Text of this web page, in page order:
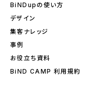
BiNDupの使い方
デザイン
集客ナレッジ
事例
お役立ち資料
BiND CAMP 利用規約